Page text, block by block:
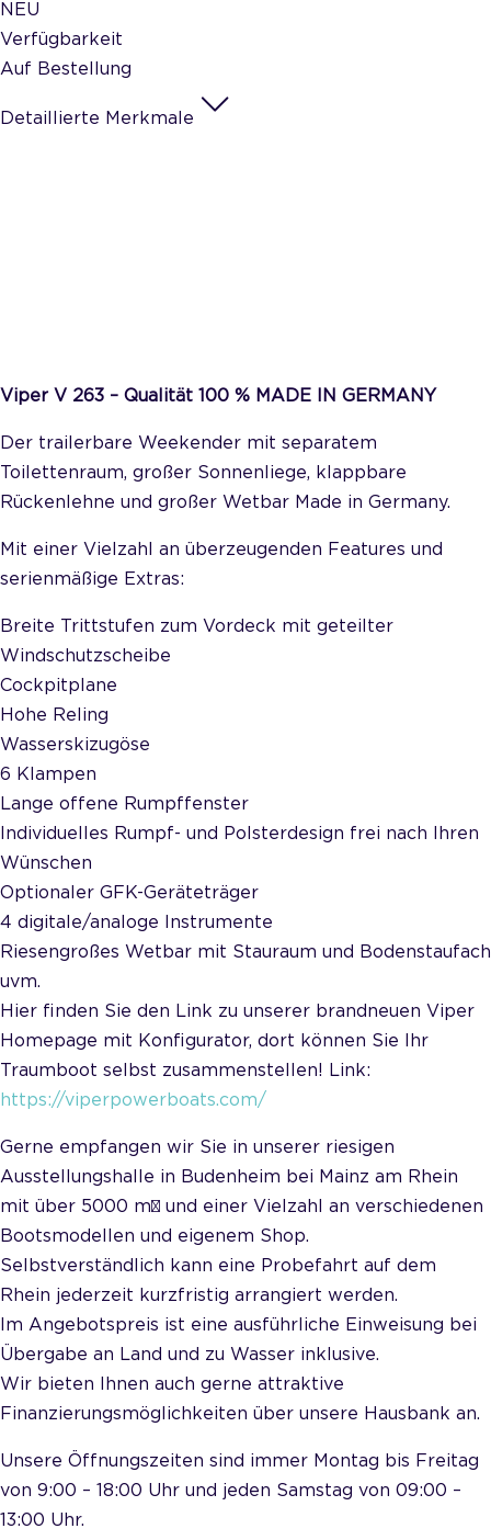
NEU
Verfügbarkeit
Auf Bestellung
Detaillierte Merkmale
Viper V 263 – Qualität 100 % MADE IN GERMANY
Der trailerbare Weekender mit separatem
Toilettenraum, großer Sonnenliege, klappbare
Rückenlehne und großer Wetbar Made in Germany.
Mit einer Vielzahl an überzeugenden Features und
serienmäßige Extras:
Breite Trittstufen zum Vordeck mit geteilter
Windschutzscheibe
Cockpitplane
Hohe Reling
Wasserskizugöse
6 Klampen
Lange offene Rumpffenster
Individuelles Rumpf- und Polsterdesign frei nach Ihren
Wünschen
Optionaler GFK-Geräteträger
4 digitale/analoge Instrumente
Riesengroßes Wetbar mit Stauraum und Bodenstaufach
uvm.
Hier finden Sie den Link zu unserer brandneuen Viper
Homepage mit Konfigurator, dort können Sie Ihr
Traumboot selbst zusammenstellen! Link:
https://viperpowerboats.com/
Gerne empfangen wir Sie in unserer riesigen
Ausstellungshalle in Budenheim bei Mainz am Rhein
mit über 5000 m² und einer Vielzahl an verschiedenen
Bootsmodellen und eigenem Shop.
Selbstverständlich kann eine Probefahrt auf dem
Rhein jederzeit kurzfristig arrangiert werden.
Im Angebotspreis ist eine ausführliche Einweisung bei
Übergabe an Land und zu Wasser inklusive.
Wir bieten Ihnen auch gerne attraktive
Finanzierungsmöglichkeiten über unsere Hausbank an.
Unsere Öffnungszeiten sind immer Montag bis Freitag
von 9:00 – 18:00 Uhr und jeden Samstag von 09:00 –
13:00 Uhr.